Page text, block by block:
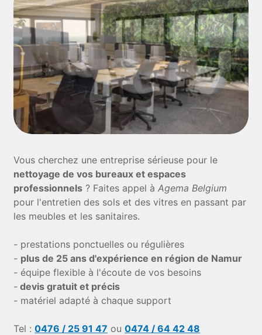
Vous cherchez une entreprise sérieuse pour le
nettoyage de vos bureaux et espaces
professionnels ? Faites appel àAgema Belgium
pour l'entretien des sols et des vitres en passant par
les meubles et les sanitaires.
- prestations ponctuelles ou régulières
- plus de 25 ans d'expérience en région de Namur
- équipe flexible à l'écoute de vos besoins
- devis gratuit et précis
- matériel adapté à chaque support
Tel :0476 / 25 91 47 ou0474 / 64 42 48